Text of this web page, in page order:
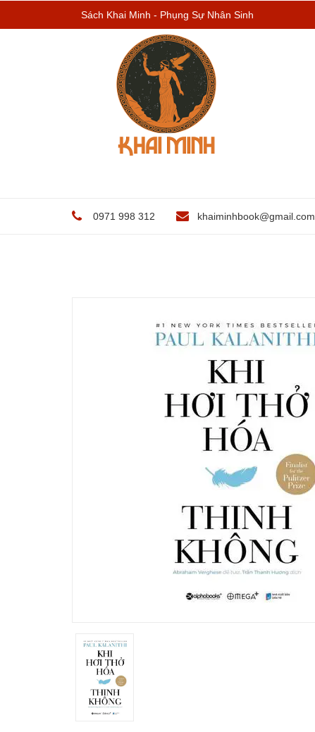
Sách Khai Minh - Phụng Sự Nhân Sinh
0971 998 312 khaiminhbook@gmail.com